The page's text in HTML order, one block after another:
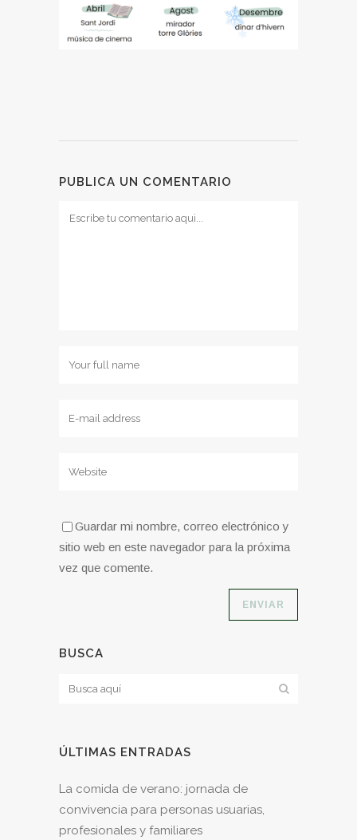
PUBLICA UN COMENTARIO
Guardar mi nombre, correo electrónico y
sitio web en este navegador para la próxima
vez que comente.
BUSCA
ÚLTIMAS ENTRADAS
La comida de verano: jornada de
convivencia para personas usuarias,
profesionales y familiares